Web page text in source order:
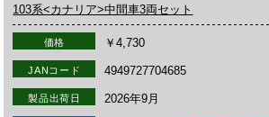
103系<カナリア>中間車3両セット
価格 ￥4,730
JANコード 4949727704685
製品出荷日 2026年9月